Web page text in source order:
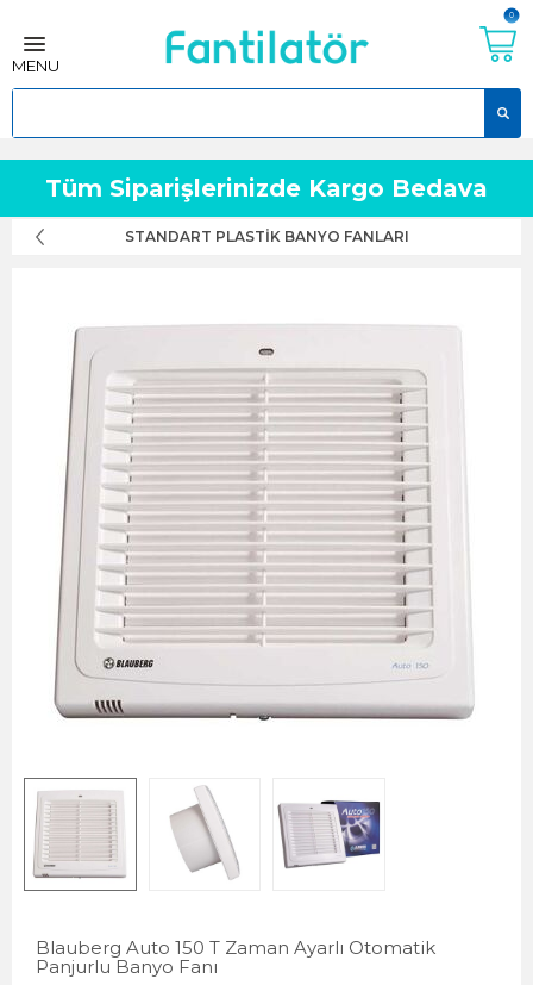
Tüm Siparişlerinizde Kargo Bedava
0
MENU
STANDART PLASTIK BANYO FANLARI
Blauberg Auto 150 T Zaman Ayarlı Otomatik
Panjurlu Banyo Fanı